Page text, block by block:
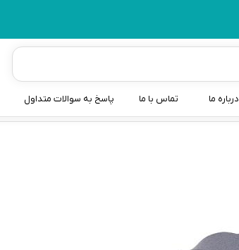
درباره ما تماس با ما پاسخ به سوالات متداول